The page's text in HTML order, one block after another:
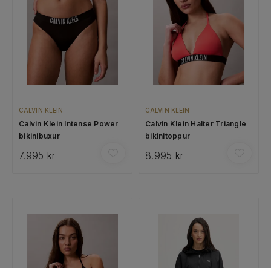
CALVIN KLEIN
Calvin Klein Intense Power
bikinibuxur
7.995 kr
CALVIN KLEIN
Calvin Klein Halter Triangle
bikinitoppur
8.995 kr